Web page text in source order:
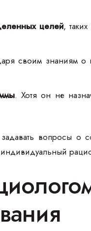
целей,
своим знаниям о
. Хотя он не
вопросы о